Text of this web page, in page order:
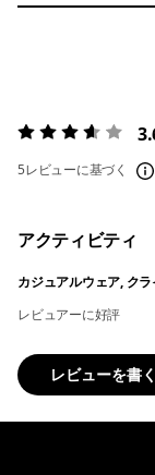
評価:3.6 / 5
5レビューに基づく
アクティビティ
カジュアルウェア, ク
レビュアーに好評
レビューを書く